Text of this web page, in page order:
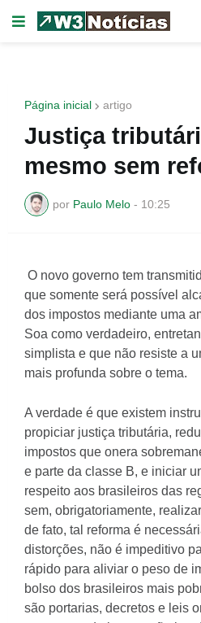
Página inicial artigo
Justiça
mesmo sem
por Paulo Melo - 10:25
O novo governo tem
que somente será possível
dos impostos mediante uma
Soa como verdadeiro,
simplista e que não resiste a
mais profunda sobre o tema.
A verdade é que existem
propiciar justiça tributária,
impostos que onera
e parte da classe B, e iniciar
respeito aos brasileiros das
sem, obrigatoriamente,
de fato, tal reforma é
distorções, não é impeditivo
rápido para aliviar o peso de
bolso dos brasileiros mais
são portarias, decretos e leis